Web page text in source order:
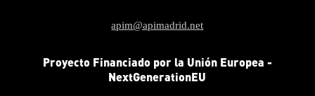
apim@apimadrid.net
Proyecto Financiado por la Unión Europea -
NextGenerationEU